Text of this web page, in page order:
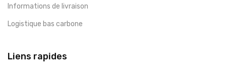
Informations de livraison
Logistique bas carbone
Liens rapides